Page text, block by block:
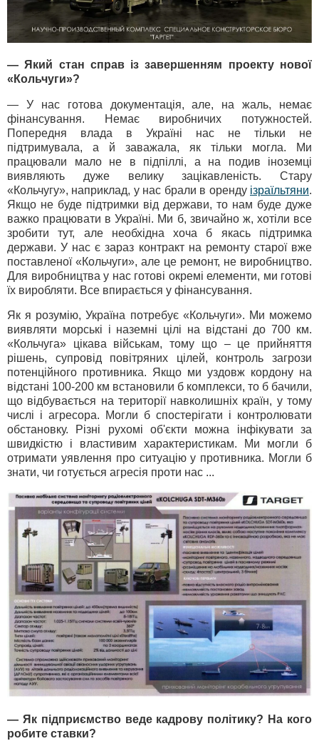
— Який стан справ із завершенням проекту нової
«Кольчуги»?
— У нас готова документація, але, на жаль, немає
фінансування. Немає виробничих потужностей.
Попередня влада в Україні нас не тільки не
підтримувала, а й заважала, як тільки могла. Ми
працювали мало не в підпіллі, а на подив іноземці
виявляють дуже велику зацікавленість. Стару
«Кольчугу», наприклад, у нас брали в оренду ізраїльтяни.
Якщо не буде підтримки від держави, то нам буде дуже
важко працювати в Україні. Ми б, звичайно ж, хотіли все
зробити тут, але необхідна хоча б якась підтримка
держави. У нас є зараз контракт на ремонту старої вже
поставленої «Кольчуги», але це ремонт, не виробництво.
Для виробництва у нас готові окремі елементи, ми готові
їх виробляти. Все впирається у фінансування.
Як я розумію, Україна потребує «Кольчуги». Ми можемо
виявляти морські і наземні цілі на відстані до 700 км.
«Кольчуга» цікава військам, тому що – це прийняття
рішень, супровід повітряних цілей, контроль загрози
потенційного противника. Якщо ми уздовж кордону на
відстані 100-200 км встановили б комплекси, то б бачили,
що відбувається на території навколишніх країн, у тому
числі і агресора. Могли б спостерігати і контролювати
обстановку. Різні рухомі об'єкти можна інфікувати за
швидкістю і властивим характеристикам. Ми могли б
отримати уявлення про ситуацію у противника. Могли б
знати, чи готується агресія проти нас ...
— Як підприємство веде кадрову політику? На кого
робите ставки?